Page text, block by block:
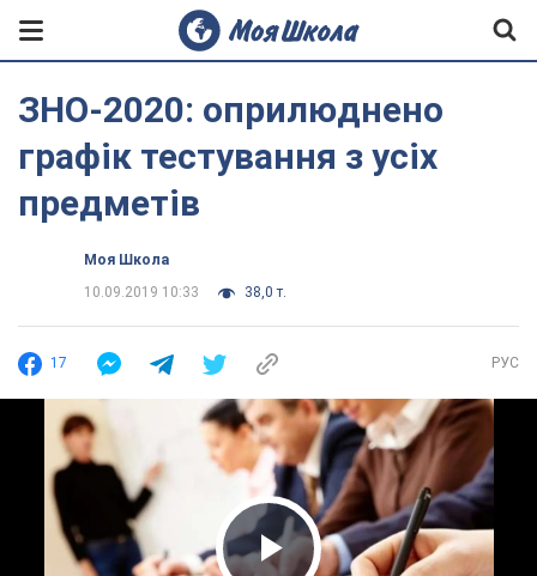
ЗНО-2020: оприлюднено
графік тестування з усіх
предметів
Моя Школа
10.09.2019 10:33
38,0 т.
17 РУС